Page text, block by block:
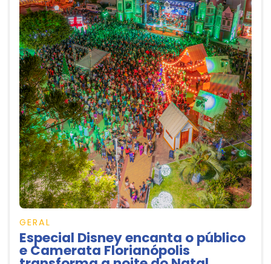
GERAL
Especial Disney encanta o público
e Camerata Florianópolis